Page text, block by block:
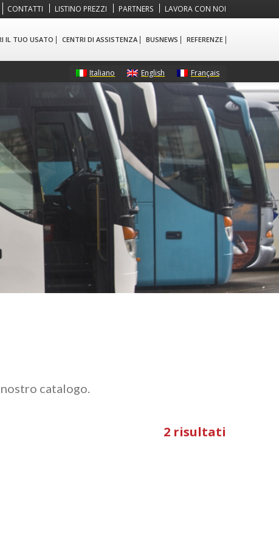
CONTATTI LISTINO PREZZI PARTNERS LAVORA CON NOI
IL TUO USATO CENTRI DI ASSISTENZA BUSNEWS REFERENZE
Italiano English Français
catalogo.
2 risultati